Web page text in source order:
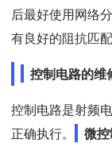
后最好使用网络
有良好的阻抗匹配
控制电路的维
控制电路是射频
正确执行。
微